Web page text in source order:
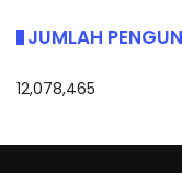
JUMLAH
12,078,465